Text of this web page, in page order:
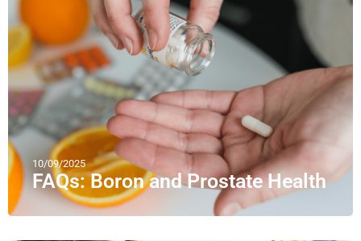
10/09/2025
FAQs: Boron and Prostate Health